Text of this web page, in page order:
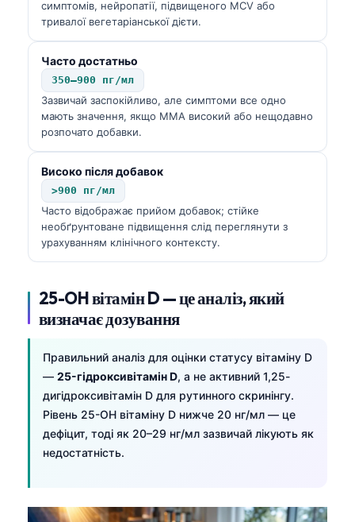
симптомів, нейропатії, підвищеного MCV або
тривалої вегетаріанської дієти.
Часто достатньо
350–900 пг/мл
Зазвичай заспокійливо, але симптоми все одно
мають значення, якщо MMA високий або нещодавно
розпочато добавки.
Високо після добавок
>900 пг/мл
Часто відображає прийом добавок; стійке
необґрунтоване підвищення слід переглянути з
урахуванням клінічного контексту.
25-OH вітамін D — це аналіз, який
визначає дозування
Правильний аналіз для оцінки статусу вітаміну D
— 25-гідроксивітамін D, а не активний 1,25-
дигідроксивітамін D для рутинного скринінгу.
Рівень 25-OH вітаміну D нижче 20 нг/мл — це
дефіцит, тоді як 20–29 нг/мл зазвичай лікують як
недостатність.